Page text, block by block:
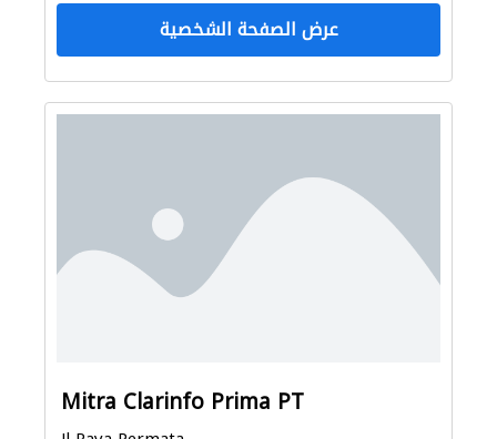
عرض الصفحة الشخصية
Mitra Clarinfo Prima PT